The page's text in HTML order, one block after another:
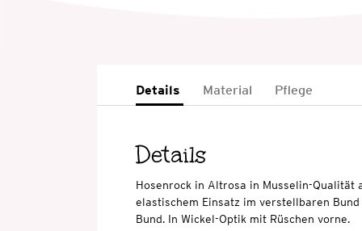
Details Material Pflege
Details
Hosenrock in Altrosa in Musselin-Qualität
elastischem Einsatz im verstellbaren
Bund. In Wickel-Optik mit Rüschen vorne.